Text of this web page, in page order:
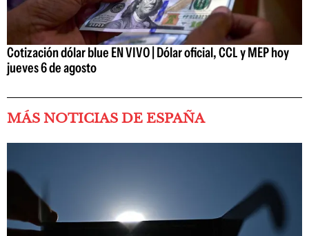
Cotización dólar blue EN VIVO | Dólar oficial, CCL y MEP hoy
jueves 6 de agosto
MÁS NOTICIAS DE ESPAÑA